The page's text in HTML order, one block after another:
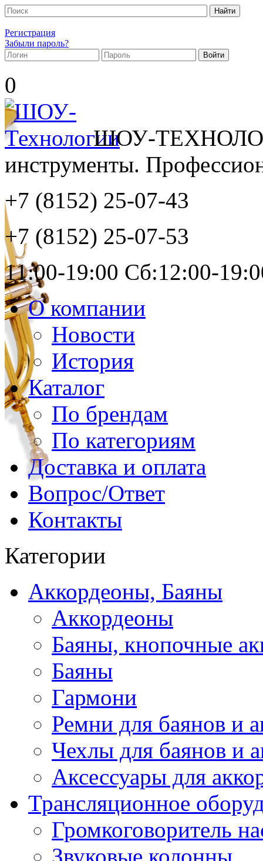
Регистрация
Забыли пароль?
0
ШОУ-
инструменты.
+7 (8152) 25-07-43
+7 (8152) 25-07-53
11:00-19:00 Сб:12:00-
О компании
Новости
История
Каталог
По брендам
По категориям
Доставка и оплата
Вопрос/Ответ
Контакты
Категории
Аккордеоны, Баяны
Аккордеоны
Баяны, кнопочные
Баяны
Гармони
Ремни для баянов и
Чехлы для баянов и
Аксессуары для
Трансляционное
Громкоговоритель